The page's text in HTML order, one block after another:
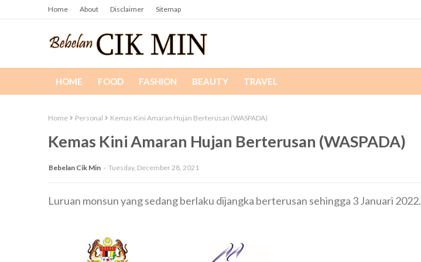
Home About Disclaimer Sitemap
HOME FOOD FASHION BEAUTY TRAVEL
Home Personal Kemas Kini Amaran Hujan Berterusan (WASPADA)
Kemas Kini Amaran Hujan Berterusan (WASPADA)
Bebelan Cik Min Tuesday, December 28, 2021
Luruan monsun yang sedang berlaku dijangka berterusan sehingga 3 Januari 2022.